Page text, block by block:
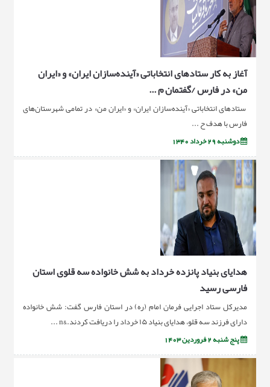
آغاز به کار ستادهای انتخاباتی «آینده‌سازان ایران» و «ایران
من» در فارس /گفتمان م ...
ستادهای انتخاباتی «آینده‌سازان ایران» و «ایران من» در تمامی شهرستان‌های
فارس با هدف ح ...
دوشنبه 29 خرداد 1340
هدایای بنیاد پانزده خرداد به شش خانواده سه قلوی استان
فارسی رسید
مدیرکل ستاد اجرایی فرمان امام (ره) در استان فارس گفت: شش خانواده
دارای فرزند سه قلو، هدایای بنیاد ۱۵ خرداد را دریافت کردند.&n ...
پنج شنبه 2 فروردین 1403